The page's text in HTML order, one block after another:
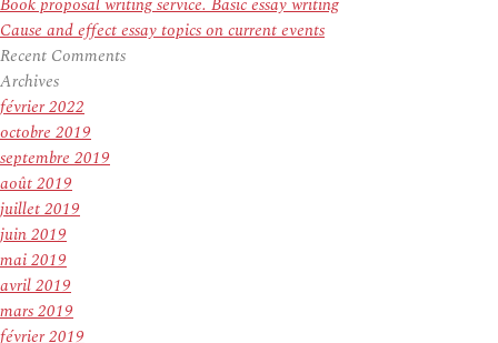
Cause and effect essay topics on current events
Recent Comments
Archives
février 2022
octobre 2019
septembre 2019
août 2019
juillet 2019
juin 2019
mai 2019
avril 2019
mars 2019
février 2019